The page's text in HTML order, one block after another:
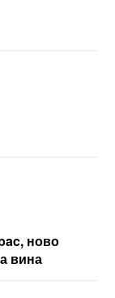
ново
вина